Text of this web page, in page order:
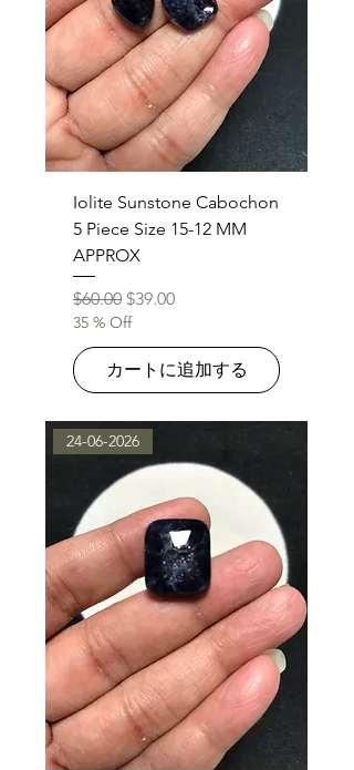
Iolite Sunstone Cabochon
5 Piece Size 15-12 MM
APPROX
通常価格
$60.00 セール価格
$39.00
35 % Off
カートに追加する
24-06-2026